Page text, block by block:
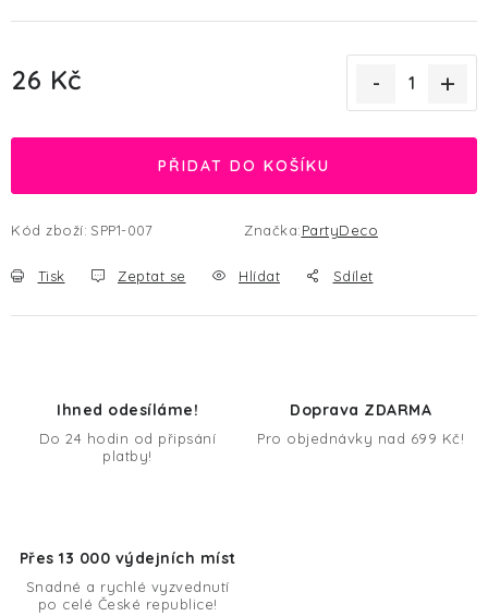
26 Kč
PŘIDAT DO KOŠÍKU
Kód zboží: SPP1-007 Značka:PartyDeco
Tisk Zeptat se Hlídat Sdílet
Ihned odesíláme!
Do 24 hodin od připsání
platby!
Doprava ZDARMA
Pro objednávky nad 699 Kč!
Přes 13 000 výdejních míst
Snadné a rychlé vyzvednutí
po celé České republice!